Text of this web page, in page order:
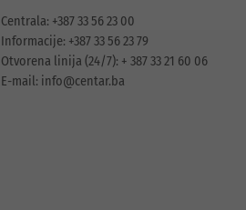
Centrala: +387 33 56 23 00
Informacije: +387 33 56 23 79
Otvorena linija (24/7): + 387 33 21 60 06
E-mail: info@centar.ba